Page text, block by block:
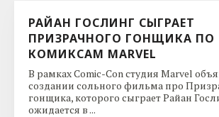
РАЙАН ГОСЛИНГ СЫГРАЕТ
ПРИЗРАЧНОГО ГОНЩИКА ПО
КОМИКСАМ MARVEL
В рамках Comic-Con студия Marvel
создании сольного фильма про
гонщика, которого сыграет Райан
ожидается в ...